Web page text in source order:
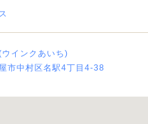
インクあいち)
市中村区名駅4丁目4-38